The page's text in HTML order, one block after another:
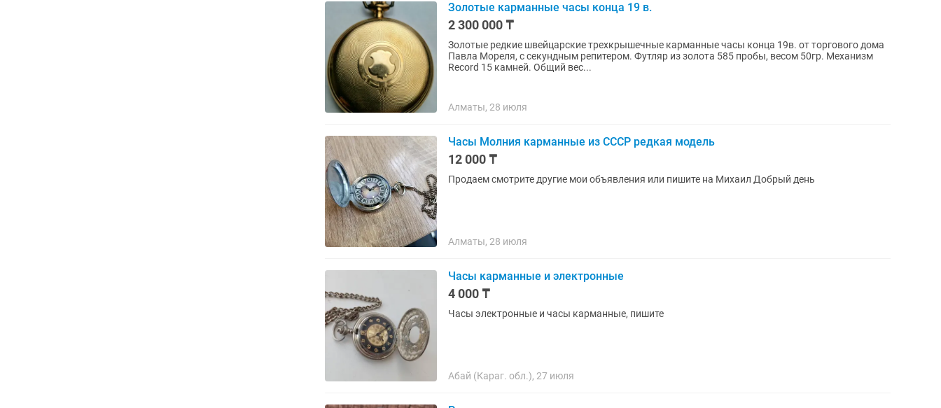
Золотые карманные часы конца 19 в.
2 300 000 ₸
Золотые редкие швейцарские трехкрышечные карманные часы конца 19в. от торгового дома
Павла Мореля, с секундным репитером. Футляр из золота 585 пробы, весом 50гр. Механизм
Record 15 камней. Общий вес...
Алматы, 28 июля
Часы Молния карманные из СССР редкая модель
12 000 ₸
Продаем смотрите другие мои объявления или пишите на Михаил Добрый день
Алматы, 28 июля
Часы карманные и электронные
4 000 ₸
Часы электронные и часы карманные, пишите
Абай (Караг. обл.), 27 июля